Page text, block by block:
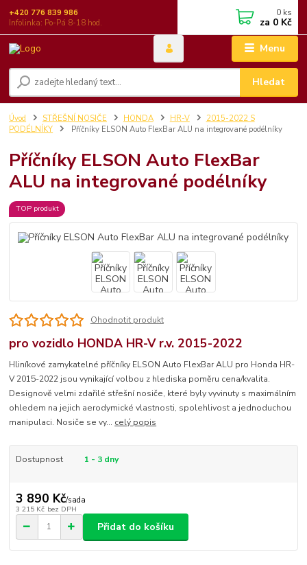
Menu
Hledat
+420 776 839 986
Infolinka: Po-Pá 8-18 hod.
0 ks
za 0 Kč
Úvod STŘEŠNÍ NOSIČE HONDA HR-V
2015-2022 S
PODÉLNÍKY
Příčníky ELSON Auto FlexBar ALU na integrované podélníky
Příčníky ELSON Auto FlexBar
ALU na integrované podélníky
TOP produkt
Ohodnotit produkt
pro vozidlo HONDA HR-V r.v. 2015-2022
Hliníkové zamykatelné příčníky ELSON Auto FlexBar ALU pro Honda HR-
V 2015-2022 jsou vynikající volbou z hlediska poměru cena/kvalita.
Designově velmi zdařilé střešní nosiče, které byly vyvinuty s maximálním
ohledem na jejich aerodymické vlastnosti, spolehlivost a jednoduchou
manipulaci. Nosiče se vy... celý popis
Dostupnost 1 - 3 dny
3 890 Kč/sada
3 215 Kč bez DPH
Přidat do košíku